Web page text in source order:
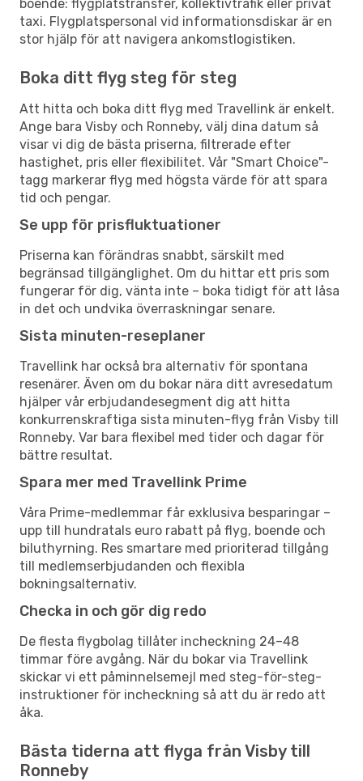
boende: flygplatstransfer, kollektivtrafik eller privat
taxi. Flygplatspersonal vid informationsdiskar är en
stor hjälp för att navigera ankomstlogistiken.
Boka ditt flyg steg för steg
Att hitta och boka ditt flyg med Travellink är enkelt.
Ange bara Visby och Ronneby, välj dina datum så
visar vi dig de bästa priserna, filtrerade efter
hastighet, pris eller flexibilitet. Vår "Smart Choice"-
tagg markerar flyg med högsta värde för att spara
tid och pengar.
Se upp för prisfluktuationer
Priserna kan förändras snabbt, särskilt med
begränsad tillgänglighet. Om du hittar ett pris som
fungerar för dig, vänta inte – boka tidigt för att låsa
in det och undvika överraskningar senare.
Sista minuten-reseplaner
Travellink har också bra alternativ för spontana
resenärer. Även om du bokar nära ditt avresedatum
hjälper vår erbjudandesegment dig att hitta
konkurrenskraftiga sista minuten-flyg från Visby till
Ronneby. Var bara flexibel med tider och dagar för
bättre resultat.
Spara mer med Travellink Prime
Våra Prime-medlemmar får exklusiva besparingar –
upp till hundratals euro rabatt på flyg, boende och
biluthyrning. Res smartare med prioriterad tillgång
till medlemserbjudanden och flexibla
bokningsalternativ.
Checka in och gör dig redo
De flesta flygbolag tillåter incheckning 24–48
timmar före avgång. När du bokar via Travellink
skickar vi ett påminnelsemejl med steg-för-steg-
instruktioner för incheckning så att du är redo att
åka.
Bästa tiderna att flyga från Visby till
Ronneby